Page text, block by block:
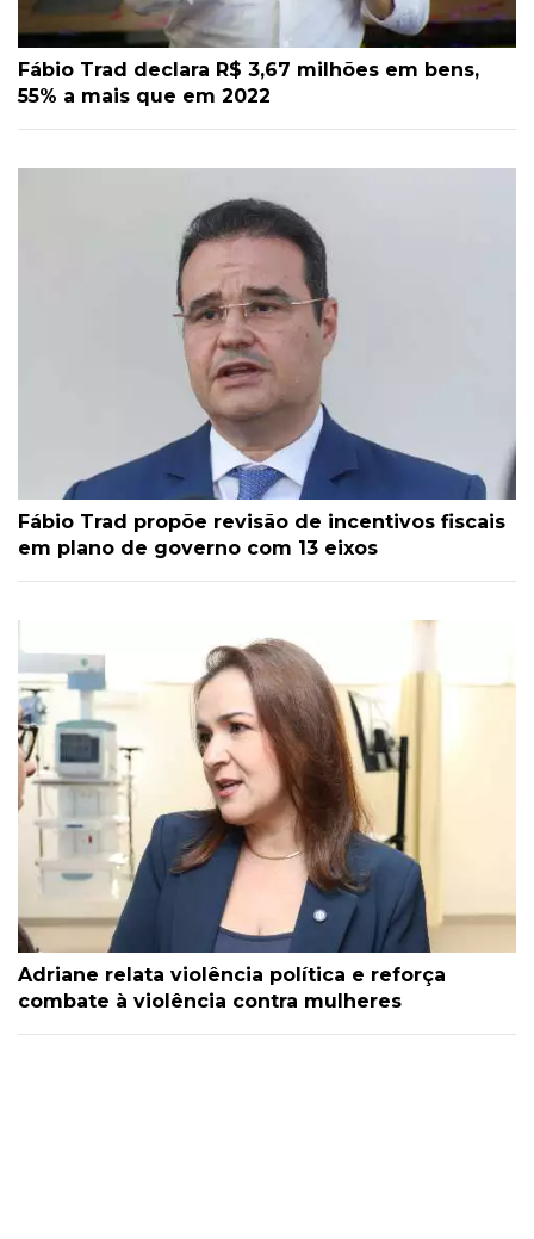
Fábio Trad declara R$ 3,67 milhões em bens,
55% a mais que em 2022
Fábio Trad propõe revisão de incentivos fiscais
em plano de governo com 13 eixos
Adriane relata violência política e reforça
combate à violência contra mulheres